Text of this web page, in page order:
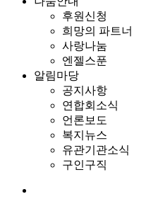
후원신청
희망의 파트너
사랑나눔
엔젤스푼
알림마당
공지사항
연합회소식
언론보도
복지뉴스
유관기관소식
구인구직